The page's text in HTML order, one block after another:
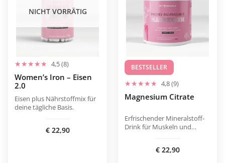
NICHT VORRÄTIG
4,5 (8)
Women’s Iron – Eisen
2.0
Eisen plus Nährstoffmix für
deine tägliche Basis.
€22,90
BESTSELLER
4,8 (9)
Magnesium Citrate
Erfrischender Mineralstoff-
Drink für Muskeln und
€22,90
mehreren
Varianten
erhältlich.
können
auf
der
Produktseite
werden.